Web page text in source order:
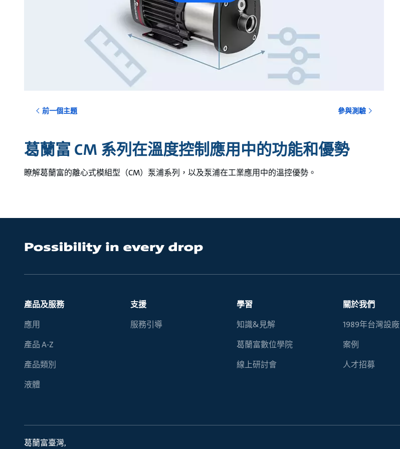
前一個主題 參與測驗
葛蘭富 CM 系列在溫度控制應用中的功能和優勢
瞭解葛蘭富的離心式模組型（CM）泵浦系列，以及泵浦在工業應用中的溫控優勢。
產品及服務
應用
產品 A-Z
產品類別
液體
支援
服務引導
學習
知識&見解
葛蘭富數位學院
線上研討會
關於我們
1989年台灣設廠
案例
人才招募
葛蘭富臺灣